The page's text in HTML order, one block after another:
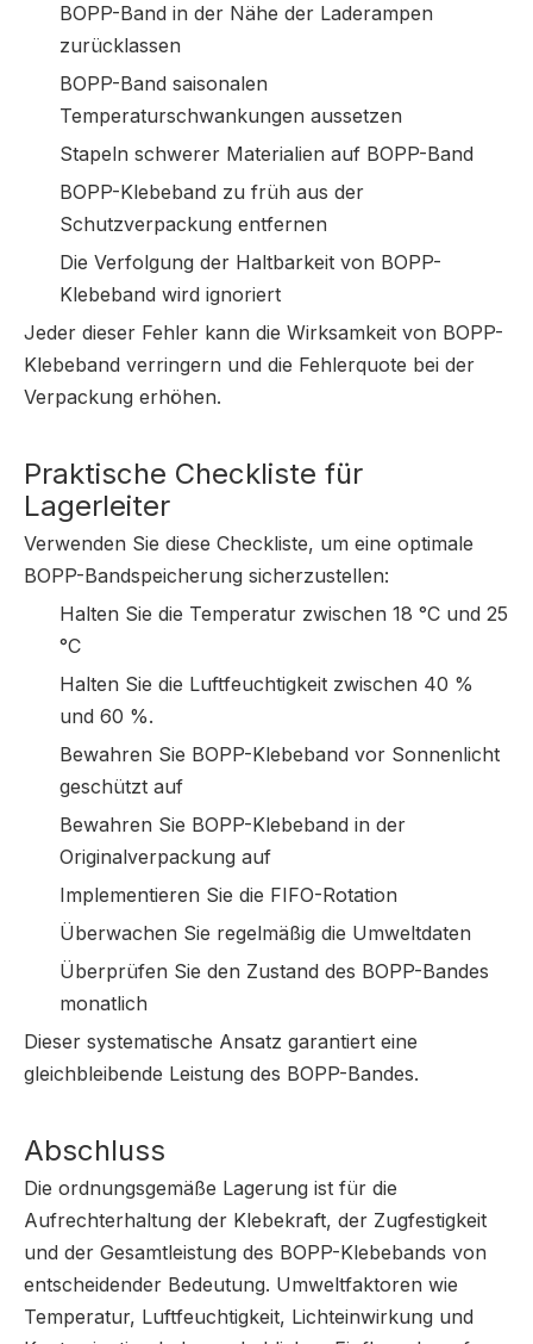
BOPP-Band in der Nähe der Laderampen
zurücklassen
BOPP-Band saisonalen
Temperaturschwankungen aussetzen
Stapeln schwerer Materialien auf BOPP-Band
BOPP-Klebeband zu früh aus der
Schutzverpackung entfernen
Die Verfolgung der Haltbarkeit von BOPP-
Klebeband wird ignoriert
Jeder dieser Fehler kann die Wirksamkeit von BOPP-
Klebeband verringern und die Fehlerquote bei der
Verpackung erhöhen.
Praktische Checkliste für
Lagerleiter
Verwenden Sie diese Checkliste, um eine optimale
BOPP-Bandspeicherung sicherzustellen:
Halten Sie die Temperatur zwischen 18 °C und 25
°C
Halten Sie die Luftfeuchtigkeit zwischen 40 %
und 60 %.
Bewahren Sie BOPP-Klebeband vor Sonnenlicht
geschützt auf
Bewahren Sie BOPP-Klebeband in der
Originalverpackung auf
Implementieren Sie die FIFO-Rotation
Überwachen Sie regelmäßig die Umweltdaten
Überprüfen Sie den Zustand des BOPP-Bandes
monatlich
Dieser systematische Ansatz garantiert eine
gleichbleibende Leistung des BOPP-Bandes.
Abschluss
Die ordnungsgemäße Lagerung ist für die
Aufrechterhaltung der Klebekraft, der Zugfestigkeit
und der Gesamtleistung des BOPP-Klebebands von
entscheidender Bedeutung. Umweltfaktoren wie
Temperatur, Luftfeuchtigkeit, Lichteinwirkung und